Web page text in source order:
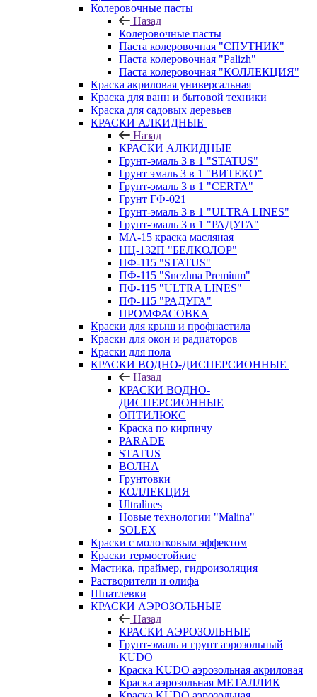
Колеровочные пасты
Назад
Колеровочные пасты
Паста колеровочная "СПУТНИК"
Паста колеровочная "Palizh"
Паста колеровочная "КОЛЛЕКЦИЯ"
Краска акриловая универсальная
Краска для ванн и бытовой техники
Краска для садовых деревьев
КРАСКИ АЛКИДНЫЕ
Назад
КРАСКИ АЛКИДНЫЕ
Грунт-эмаль 3 в 1 "STATUS"
Грунт эмаль 3 в 1 "ВИТЕКО"
Грунт-эмаль 3 в 1 "CERTA"
Грунт ГФ-021
Грунт-эмаль 3 в 1 "ULTRA LINES"
Грунт-эмаль 3 в 1 "РАДУГА"
МА-15 краска масляная
НЦ-132П "БЕЛКОЛОР"
ПФ-115 "STATUS"
ПФ-115 "Snezhna Premium"
ПФ-115 "ULTRA LINES"
ПФ-115 "РАДУГА"
ПРОМФАСОВКА
Краски для крыш и профнастила
Краски для окон и радиаторов
Краски для пола
КРАСКИ ВОДНО-ДИСПЕРСИОННЫЕ
Назад
КРАСКИ ВОДНО-
ДИСПЕРСИОННЫЕ
ОПТИЛЮКС
Краска по кирпичу
PARADE
STATUS
ВОЛНА
Грунтовки
КОЛЛЕКЦИЯ
Ultralines
Новые технологии "Malina"
SOLEX
Краски с молотковым эффектом
Краски термостойкие
Мастика, праймер, гидроизоляция
Растворители и олифа
Шпатлевки
КРАСКИ АЭРОЗОЛЬНЫЕ
Назад
КРАСКИ АЭРОЗОЛЬНЫЕ
Грунт-эмаль и грунт аэрозольный
KUDO
Краска KUDO аэрозольная акриловая
Краска аэрозольная МЕТАЛЛИК